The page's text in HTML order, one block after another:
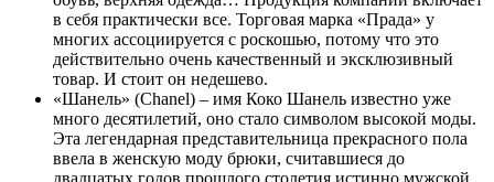
в себя практически все. Торговая марка «Прада» у
многих ассоциируется с роскошью, потому что это
действительно очень качественный и эксклюзивный
товар. И стоит он недешево.
«Шанель» (Chanel) – имя Коко Шанель известно уже
много десятилетий, оно стало символом высокой моды.
Эта легендарная представительница прекрасного пола
ввела в женскую моду брюки, считавшиеся до